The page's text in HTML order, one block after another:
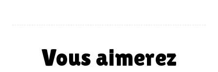
vous aimerez